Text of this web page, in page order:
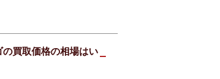
買取価格の相場はい